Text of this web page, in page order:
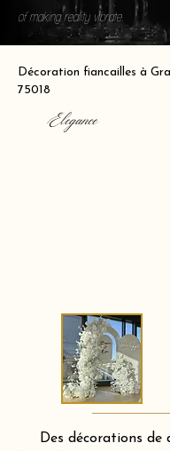
of making reality vibrate.
Décoration fiancailles à
75018
Elegance
Des décorations de